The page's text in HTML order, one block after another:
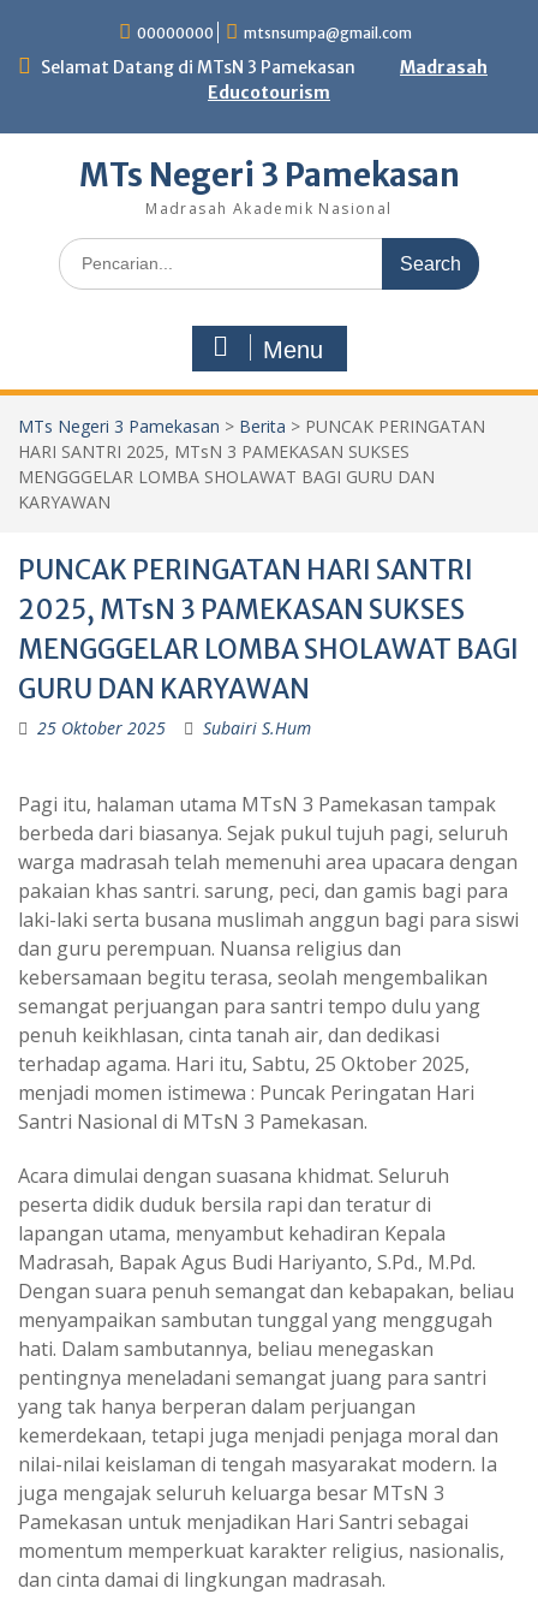
content
00000000 mtsnsumpa@gmail.com
Selamat Datang di MTsN 3 Pamekasan
Madrasah
Educotourism
MTs Negeri 3 Pamekasan
Madrasah Akademik Nasional
Search
for:
Menu
MTs Negeri 3 Pamekasan > Berita > PUNCAK PERINGATAN
HARI SANTRI 2025, MTsN 3 PAMEKASAN SUKSES
MENGGGELAR LOMBA SHOLAWAT BAGI GURU DAN
KARYAWAN
PUNCAK PERINGATAN HARI SANTRI
2025, MTsN 3 PAMEKASAN SUKSES
MENGGGELAR LOMBA SHOLAWAT BAGI
GURU DAN KARYAWAN
25 Oktober 2025 Subairi S.Hum
Pagi itu, halaman utama MTsN 3 Pamekasan tampak
berbeda dari biasanya. Sejak pukul tujuh pagi, seluruh
warga madrasah telah memenuhi area upacara dengan
pakaian khas santri. sarung, peci, dan gamis bagi para
laki-laki serta busana muslimah anggun bagi para siswi
dan guru perempuan. Nuansa religius dan
kebersamaan begitu terasa, seolah mengembalikan
semangat perjuangan para santri tempo dulu yang
penuh keikhlasan, cinta tanah air, dan dedikasi
terhadap agama. Hari itu, Sabtu, 25 Oktober 2025,
menjadi momen istimewa : Puncak Peringatan Hari
Santri Nasional di MTsN 3 Pamekasan.
Acara dimulai dengan suasana khidmat. Seluruh
peserta didik duduk bersila rapi dan teratur di
lapangan utama, menyambut kehadiran Kepala
Madrasah, Bapak Agus Budi Hariyanto, S.Pd., M.Pd.
Dengan suara penuh semangat dan kebapakan, beliau
menyampaikan sambutan tunggal yang menggugah
hati. Dalam sambutannya, beliau menegaskan
pentingnya meneladani semangat juang para santri
yang tak hanya berperan dalam perjuangan
kemerdekaan, tetapi juga menjadi penjaga moral dan
nilai-nilai keislaman di tengah masyarakat modern. Ia
juga mengajak seluruh keluarga besar MTsN 3
Pamekasan untuk menjadikan Hari Santri sebagai
momentum memperkuat karakter religius, nasionalis,
dan cinta damai di lingkungan madrasah.